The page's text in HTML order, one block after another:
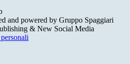
and powered by Gruppo Spaggiari
& New Social Media